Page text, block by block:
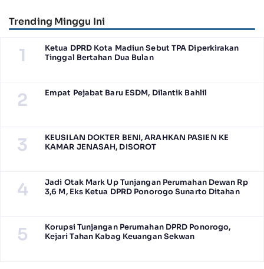
Trending Minggu Ini
1
Ketua DPRD Kota Madiun Sebut TPA Diperkirakan
Tinggal Bertahan Dua Bulan
2 Empat Pejabat Baru ESDM, Dilantik Bahlil
3
KEUSILAN DOKTER BENI, ARAHKAN PASIEN KE
KAMAR JENASAH, DISOROT
4
Jadi Otak Mark Up Tunjangan Perumahan Dewan Rp
3,6 M, Eks Ketua DPRD Ponorogo Sunarto Ditahan
5
Korupsi Tunjangan Perumahan DPRD Ponorogo,
Kejari Tahan Kabag Keuangan Sekwan